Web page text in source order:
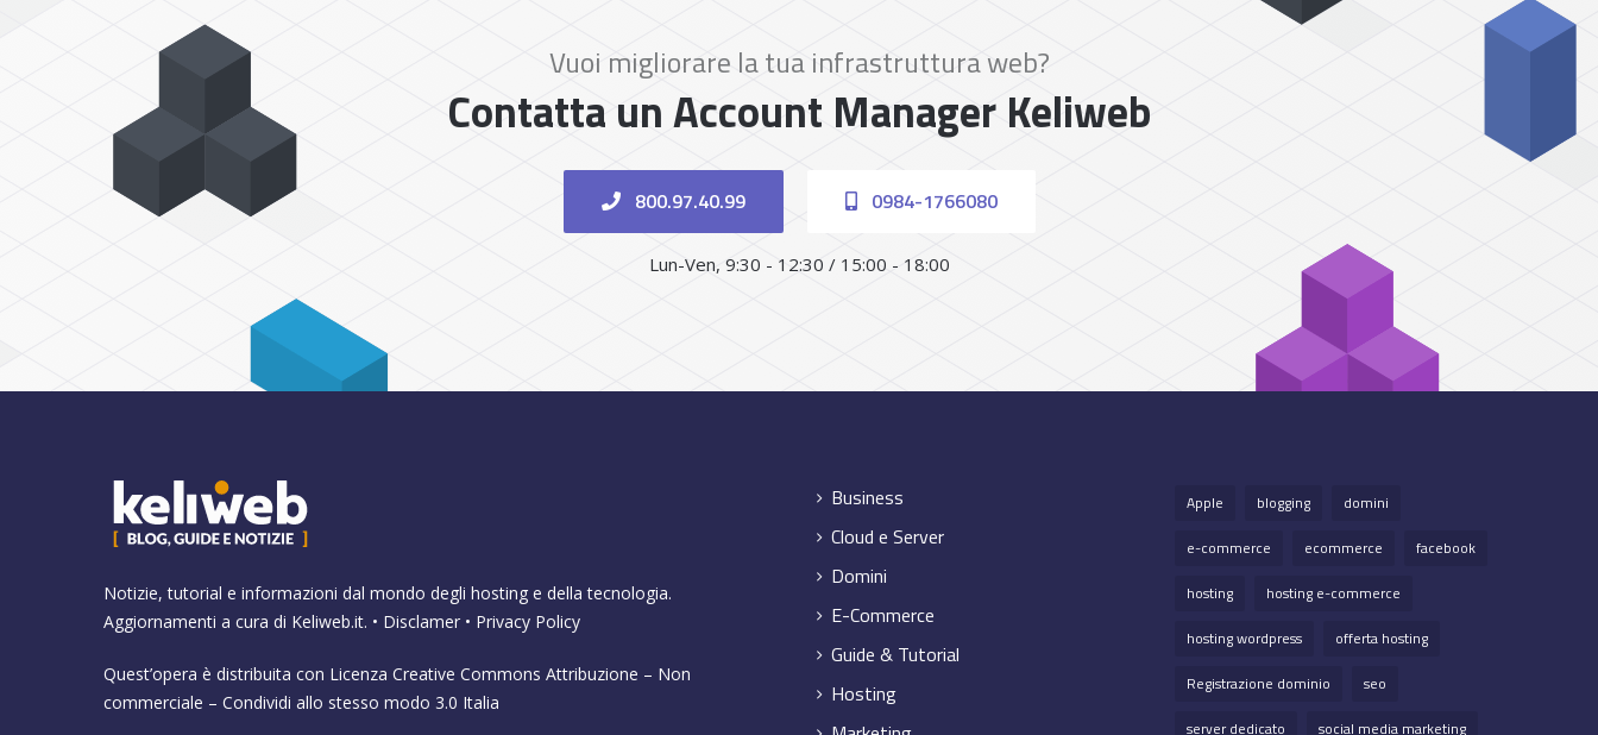
Vuoi migliorare la tua infrastruttura web?
Contatta un Account Manager Keliweb
800.97.40.99 0984-1766080
Lun-Ven, 9:30 - 12:30 / 15:00 - 18:00
Notizie, tutorial e informazioni dal mondo degli hosting e della tecnologia.
Aggiornamenti a cura di Keliweb.it. • Disclamer • Privacy Policy
Quest’opera è distribuita con Licenza Creative Commons Attribuzione – Non
commerciale – Condividi allo stesso modo 3.0 Italia
Business
Cloud e Server
Domini
E-Commerce
Guide & Tutorial
Hosting
Apple blogging
domini
e-commerce
ecommerce
facebook
hosting
hosting e-commerce
hosting wordpress
offerta hosting
Registrazione dominio
seo
server dedicato
social media marketing